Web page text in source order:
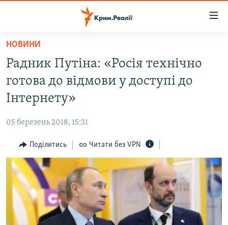
Перейти
основного
матеріалу
Перейти
до
основної
навігації
Перейти
до
пошуку
ВОДА.КРИМ
ВІДЕО ТА ФОТО
БЛОГИ
ПОГЛЯД
ІНТЕРВ'Ю
ВСЕ ЗА ДЕНЬ
СПЕЦПРОЕКТИ
ДЕПОРТАЦІЯ
ЯК ОБІЙТИ БЛОКУВАННЯ
НОВИНИ
Радник Путіна: «Росія технічно
готова до відмови у доступі до
Інтернету»
05 березень 2018, 15:31
Поділитись Читати без VPN